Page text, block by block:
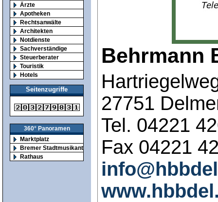
Ärzte
Apotheken
Rechtsanwälte
Architekten
Notdienste
Sachverständige
Steuerberater
Touristik
Hotels
Seitenzugriffe
360° Panoramen
Marktplatz
Bremer Stadtmusikanten
Rathaus
Behrmann
27751
Tel. 04221
Fax 04221